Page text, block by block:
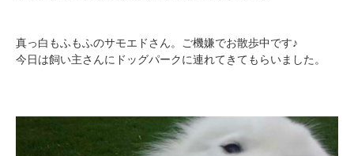
真っ白もふもふのサモエドさん。ご機嫌でお散歩中です♪
今日は飼い主さんにドッグパークに連れてきてもらいました。